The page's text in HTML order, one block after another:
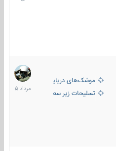
موشک‌های دریایی
تسلیحات زیر سطحی
2
مرداد
1405